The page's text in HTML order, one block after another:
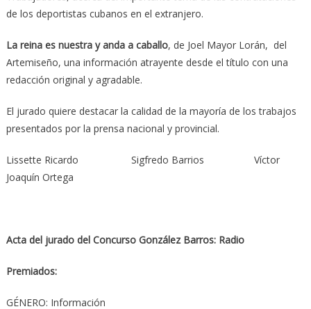
de los deportistas cubanos en el extranjero.
La reina es nuestra y anda a caballo, de Joel Mayor Lorán, del
Artemiseño, una información atrayente desde el título con una
redacción original y agradable.
El jurado quiere destacar la calidad de la mayoría de los trabajos
presentados por la prensa nacional y provincial.
Lissette Ricardo Sigfredo Barrios Víctor
Joaquín Ortega
Acta del jurado del Concurso González Barros: Radio
Premiados:
GÉNERO: Información